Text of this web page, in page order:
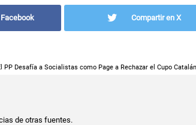
Compartir en X
de otras fuentes.